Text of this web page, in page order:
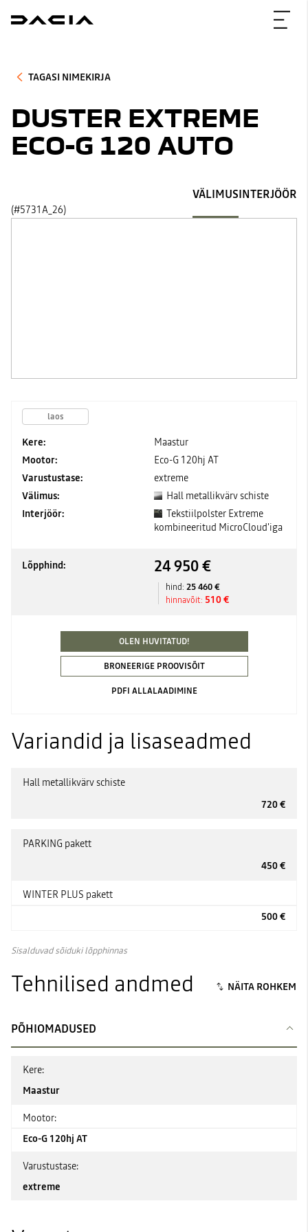
TAGASI NIMEKIRJA
DUSTER EXTREME
ECO-G 120 AUTO
(#5731A_26)
VÄLIMUSINTERJÖÖR
laos
Kere:
Maastur
Mootor:
Eco-G 120hj AT
Varustustase:
extreme
Välimus:
Hall metallikvärv schiste
Interjöör:
Tekstiilpolster Extreme
kombineeritud MicroCloud'iga
Lõpphind: 24 950 €
hind: 25 460 €
hinnavõit: 510 €
OLEN HUVITATUD!
BRONEERIGE PROOVISÕIT
PDFI ALLALAADIMINE
Variandid ja lisaseadmed
Hall metallikvärv schiste
720 €
PARKING pakett
450 €
WINTER PLUS pakett
500 €
Sisalduvad sõiduki lõpphinnas
Tehnilised andmed
PÕHIOMADUSED
Kere:
Maastur
Mootor:
Eco-G 120hj AT
Varustustase:
extreme